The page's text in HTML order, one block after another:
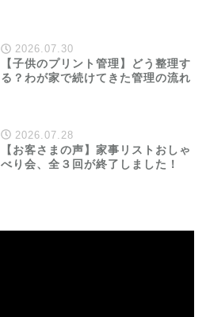
2026.07.30
【子供のプリント管理】どう整理す
る？わが家で続けてきた管理の流れ
2026.07.28
【お客さまの声】家事リストおしゃ
べり会、全３回が終了しました！